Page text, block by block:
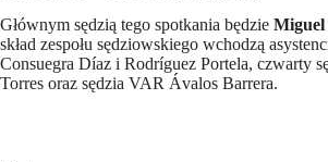
Głównym sędzią tego spotkania będzie Miguel
skład zespołu sędziowskiego wchodzą
Consuegra Díaz i Rodríguez Portela, czwarty
Torres oraz sędzia VAR Ávalos Barrera.